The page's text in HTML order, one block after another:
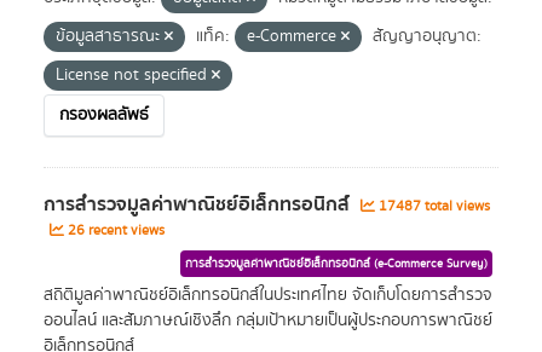
ข้อมูลสาธารณะ
แท็ค: e-Commerce
สัญญาอนุญาต:
License not specified
กรองผลลัพธ์
การสำรวจมูลค่าพาณิชย์อิเล็กทรอนิกส์
17487 total views
26 recent views
การสำรวจมูลค่าพาณิชย์อิเล็กทรอนิกส์ (e-Commerce Survey)
สถิติมูลค่าพาณิชย์อิเล็กทรอนิกส์ในประเทศไทย จัดเก็บโดยการสำรวจ
ออนไลน์ และสัมภาษณ์เชิงลึก กลุ่มเป้าหมายเป็นผู้ประกอบการพาณิชย์
อิเล็กทรอนิกส์